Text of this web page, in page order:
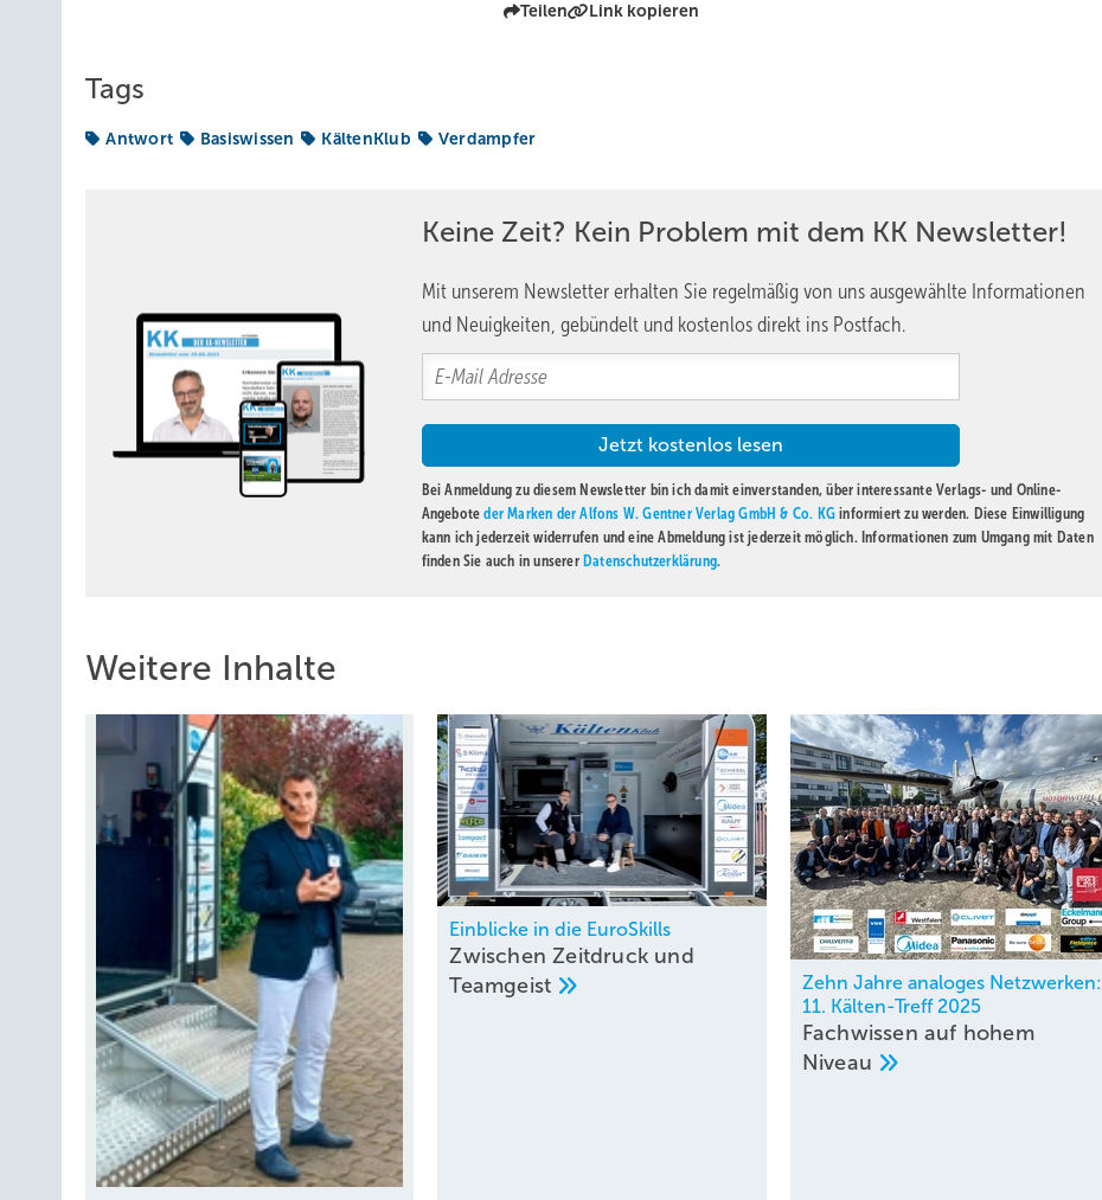
Im Diagramm wird zunächst die saugseitige Überhitzung mit den erforderlichen Zwischenpunkten eingetragen, um
die Lage des Punkts 3 (Eingang Drosselorgan) bestimmen zu können (Frage 6), siehe Diagrammskizze (Abbildung 4.24) und in der
Tabelle zu Antwort 4).
￼
Antwort 6:ΔhÜ = h1WÜ2 – h1WÜ1 = (410 – 393,5) kJ/kg = 16,5 kJ/kg
Teilen Link kopieren
Tags
Antwort Basiswissen KältenKlub Verdampfer
Keine Zeit? Kein Problem mit dem KK Newsletter!
Mit unserem Newsletter erhalten Sie regelmäßig von uns ausgewählte Informationen
und Neuigkeiten, gebündelt und kostenlos direkt ins Postfach.
Bei Anmeldung zu diesem Newsletter bin ich damit einverstanden, über interessante Verlags- und Online-
Angeboteder Marken der Alfons W. Gentner Verlag GmbH & Co. KG informiert zu werden. Diese Einwilligung
kann ich jederzeit widerrufen und eine Abmeldung ist jederzeit möglich. Informationen zum Umgang mit Daten
finden Sie auch in unserer Datenschutzerklärung.
Weitere Inhalte
Einblicke in die EuroSkills
Zwischen Zeitdruck und
Teamgeist
Zehn Jahre analoges Netzwerken:
11. Kälten-Treff 2025
Fachwissen auf hohem
Niveau